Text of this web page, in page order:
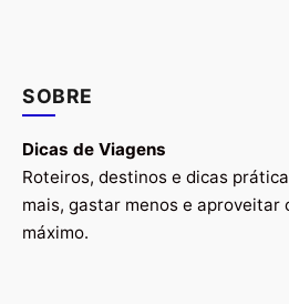
SOBRE
Dicas de Viagens
Roteiros, destinos e dicas
mais, gastar menos e aproveitar
máximo.